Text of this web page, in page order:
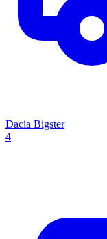
Dacia Bigster
4